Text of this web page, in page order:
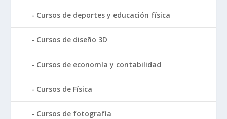
Cursos de deportes y educación física
Cursos de diseño 3D
Cursos de economía y contabilidad
Cursos de Física
Cursos de fotografía